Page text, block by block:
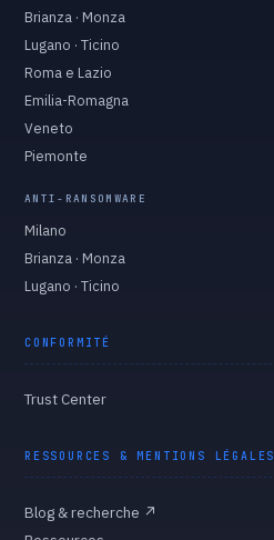
Brianza · Monza
Lugano · Ticino
Roma e Lazio
Emilia-Romagna
Veneto
Piemonte
ANTI-RANSOMWARE
Milano
Brianza · Monza
Lugano · Ticino
CONFORMITÉ
Trust Center
RESSOURCES & MENTIONS LÉGALES
Blog & recherche ↗